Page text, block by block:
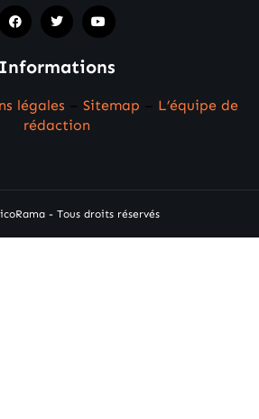
Informations
légales Sitemap
L’équipe de
rédaction
- Tous droits réservés